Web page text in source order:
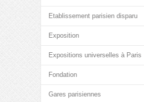
Etablissement parisien disparu
Exposition
Expositions universelles à Paris
Fondation
Gares parisiennes